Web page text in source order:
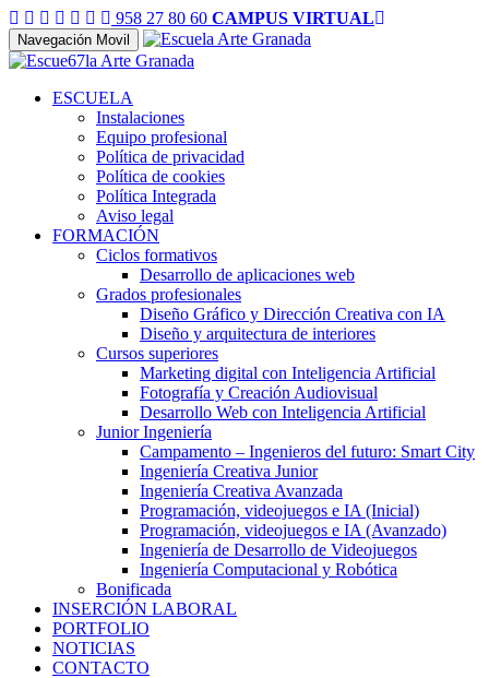
958 27 80 60 CAMPUS VIRTUAL
Navegación Movil
ESCUELA
Instalaciones
Equipo profesional
Política de privacidad
Política de cookies
Política Integrada
Aviso legal
FORMACIÓN
Ciclos formativos
Desarrollo de aplicaciones web
Grados profesionales
Diseño Gráfico y Dirección Creativa con IA
Diseño y arquitectura de interiores
Cursos superiores
Marketing digital con Inteligencia Artificial
Fotografía y Creación Audiovisual
Desarrollo Web con Inteligencia Artificial
Junior Ingeniería
Campamento – Ingenieros del futuro: Smart City
Ingeniería Creativa Junior
Ingeniería Creativa Avanzada
Programación, videojuegos e IA (Inicial)
Programación, videojuegos e IA (Avanzado)
Ingeniería de Desarrollo de Videojuegos
Ingeniería Computacional y Robótica
Bonificada
INSERCIÓN LABORAL
PORTFOLIO
NOTICIAS
CONTACTO